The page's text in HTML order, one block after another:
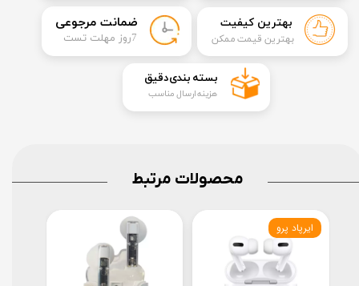
​ضمانت مرجوعی
​7روز مهلت تست
بهترین کیفیت
بهترین قیمت ممکن
​بسته بندی دقیق​​​​​​​
هزینه ارسال مناسب
ایرپاد پرو
محصولات مرتبط